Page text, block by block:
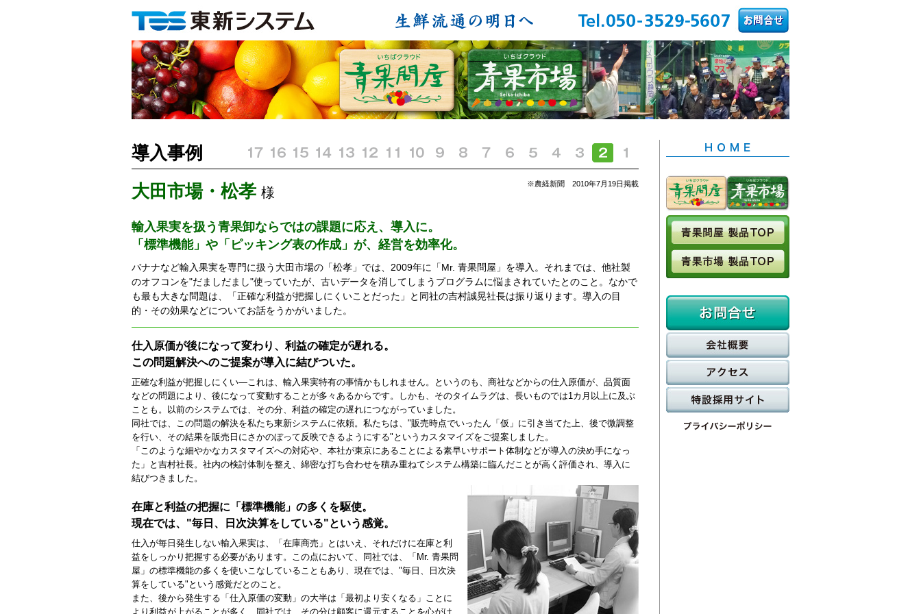
導入事例
大田市場・松孝 様
※農経新聞 2010年7月19日掲載
輸入果実を扱う青果卸ならではの課題に応え、導入に。
「標準機能」や「ピッキング表の作成」が、経営を効率化。
バナナなど輸入果実を専門に扱う大田市場の「松孝」では、2009年に「Mr. 青果問屋」を導入。それまでは、他社製
のオフコンを"だましだまし"使っていたが、古いデータを消してしまうプログラムに悩まされていたとのこと。なかで
も最も大きな問題は、「正確な利益が把握しにくいことだった」と同社の吉村誠晃社長は振り返ります。導入の目
的・その効果などについてお話をうかがいました。
仕入原価が後になって変わり、利益の確定が遅れる。
この問題解決へのご提案が導入に結びついた。
正確な利益が把握しにくい―これは、輸入果実特有の事情かもしれません。というのも、商社などからの仕入原価が、品質面
などの問題により、後になって変動することが多々あるからです。しかも、そのタイムラグは、長いものでは1カ月以上に及ぶ
ことも。以前のシステムでは、その分、利益の確定の遅れにつながっていました。
同社では、この問題の解決を私たち東新システムに依頼。私たちは、"販売時点でいったん「仮」に引き当てた上、後で微調整
を行い、その結果を販売日にさかのぼって反映できるようにする"というカスタマイズをご提案しました。
「このような細やかなカスタマイズへの対応や、本社が東京にあることによる素早いサポート体制などが導入の決め手になっ
た」と吉村社長。社内の検討体制を整え、綿密な打ち合わせを積み重ねてシステム構築に臨んだことが高く評価され、導入に
結びつきました。
在庫と利益の把握に「標準機能」の多くを駆使。
現在では、"毎日、日次決算をしている"という感覚。
仕入が毎日発生しない輸入果実は、「在庫商売」とはいえ、それだけに在庫と利
益をしっかり把握する必要があります。この点において、同社では、「Mr. 青果問
屋」の標準機能の多くを使いこなしていることもあり、現在では、"毎日、日次決
算をしている"という感覚だとのこと。
また、後から発生する「仕入原価の変動」の大半は「最初より安くなる」ことに
より利益が上がることが多く、同社では、その分は顧客に還元することを心がけ